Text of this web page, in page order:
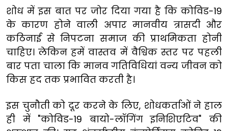
शोध में इस बात पर जोर दिया गया है कि कोविड-19
के कारण होने वाली अपार मानवीय त्रासदी और
कठिनाई से निपटना समाज की प्राथमिकता होनी
चाहिए। लेकिन हमें वास्तव में वैश्विक स्तर पर पहली
बार पता चाला कि मानव गतिविधियां वन्य जीवन को
किस हद तक प्रभावित करती है।
इस चुनौती को दूर करने के लिए, शोधकर्ताओं ने हाल
ही में"कोविड-19 बायो-लॉगिंग इनिशिएटिव" की